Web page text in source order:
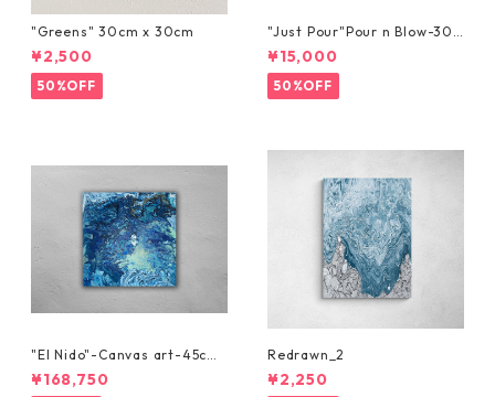
"Greens" 30cm x 30cm
¥2,500
50%OFF
"Just Pour"Pour n Blow-30c
m x 30cm
¥15,000
50%OFF
"El Nido"-Canvas art-45cm
x 45cm
¥168,750
Redrawn_2
¥2,250